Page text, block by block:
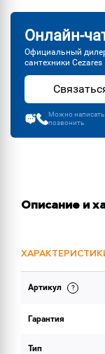
Онлайн-
Официальный
сантехники Cezares
Можно написать
позвонить
Описание и
ОБЪЕМ ПОСТАВКИ
Артикул
Гарантия
Тип